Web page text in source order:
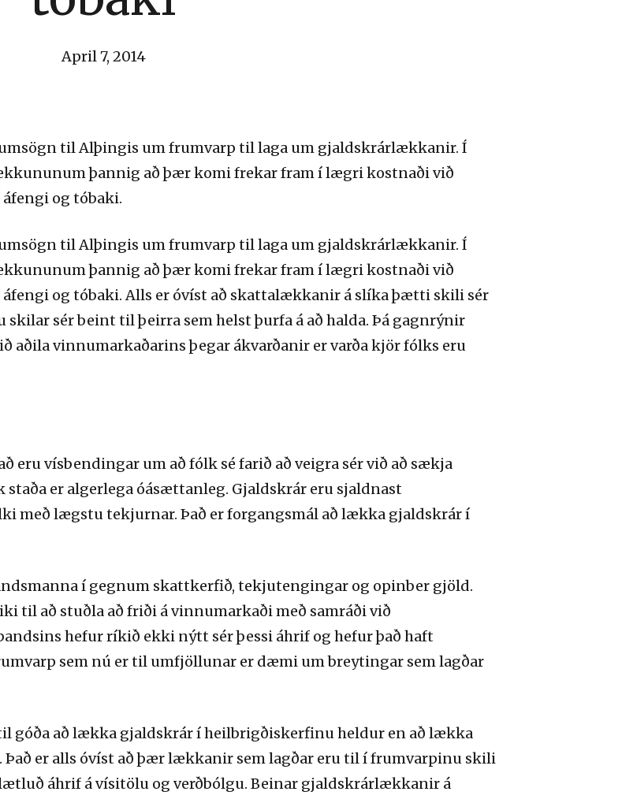
April 7, 2014
til Alþingis um frumvarp til laga um gjaldskrárlækkanir. Í
þannig að þær komi frekar fram í lægri kostnaði við
og tóbaki.
til Alþingis um frumvarp til laga um gjaldskrárlækkanir. Í
þannig að þær komi frekar fram í lægri kostnaði við
og tóbaki. Alls er óvíst að skattalækkanir á slíka þætti skili sér
sér beint til þeirra sem helst þurfa á að halda. Þá gagnrýnir
aðila vinnumarkaðarins þegar ákvarðanir er varða kjör fólks eru
eru vísbendingar um að fólk sé farið að veigra sér við að sækja
er algerlega óásættanleg. Gjaldskrár eru sjaldnast
með lægstu tekjurnar. Það er forgangsmál að lækka gjaldskrár í
í gegnum skattkerfið, tekjutengingar og opinber gjöld.
til að stuðla að friði á vinnumarkaði með samráði við
hefur ríkið ekki nýtt sér þessi áhrif og hefur það haft
sem nú er til umfjöllunar er dæmi um breytingar sem lagðar
góða að lækka gjaldskrár í heilbrigðiskerfinu heldur en að lækka
er alls óvíst að þær lækkanir sem lagðar eru til í frumvarpinu skili
áhrif á vísitölu og verðbólgu. Beinar gjaldskrárlækkanir á